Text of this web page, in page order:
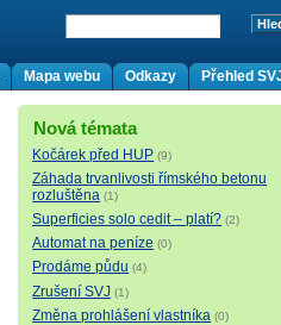
Přehled
Odkazy
Mapa webu
Nová témata
Kočárek před HUP (9)
Záhada trvanlivosti římského betonu
rozluštěna (1)
Superficies solo cedit – platí? (2)
Automat na peníze (0)
Prodáme půdu (4)
Zrušení SVJ (1)
Změna prohlášení vlastníka (0)